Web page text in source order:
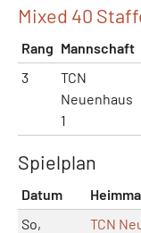
Mixed 40
Rang Mannschaft
3
TCN
Neuenhaus
1
Spielplan
Datum
So,
TCN